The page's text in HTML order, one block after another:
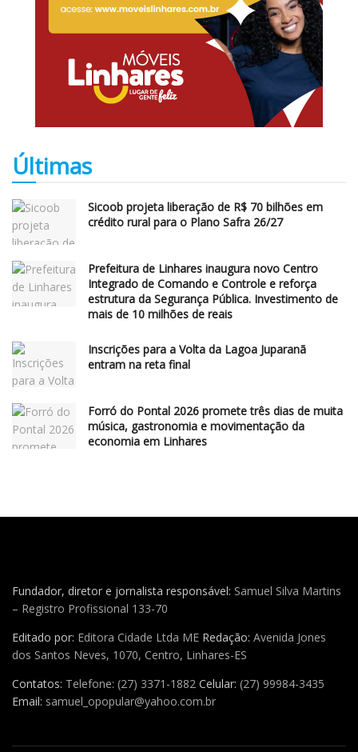
Últimas
Sicoob projeta liberação de R$ 70 bilhões em
crédito rural para o Plano Safra 26/27
Prefeitura de Linhares inaugura novo Centro
Integrado de Comando e Controle e reforça
estrutura da Segurança Pública. Investimento de
mais de 10 milhões de reais
Inscrições para a Volta da Lagoa Juparanã
entram na reta final
Forró do Pontal 2026 promete três dias de muita
música, gastronomia e movimentação da
economia em Linhares
Fundador, diretor e jornalista responsável: Samuel Silva Martins
– Registro Profissional 133-70
Editado por: Editora Cidade Ltda ME Redação: Avenida Jones
dos Santos Neves, 1070, Centro, Linhares-ES
Contatos: Telefone: (27) 3371-1882 Celular: (27) 99984-3435
Email: samuel_opopular@yahoo.com.br